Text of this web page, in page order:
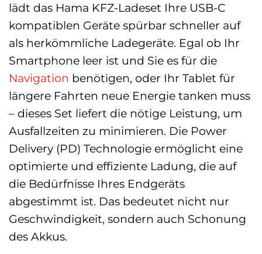
lädt das Hama KFZ-Ladeset Ihre USB-C
kompatiblen Geräte spürbar schneller auf
als herkömmliche Ladegeräte. Egal ob Ihr
Smartphone leer ist und Sie es für die
Navigation benötigen, oder Ihr Tablet für
längere Fahrten neue Energie tanken muss
– dieses Set liefert die nötige Leistung, um
Ausfallzeiten zu minimieren. Die Power
Delivery (PD) Technologie ermöglicht eine
optimierte und effiziente Ladung, die auf
die Bedürfnisse Ihres Endgeräts
abgestimmt ist. Das bedeutet nicht nur
Geschwindigkeit, sondern auch Schonung
des Akkus.